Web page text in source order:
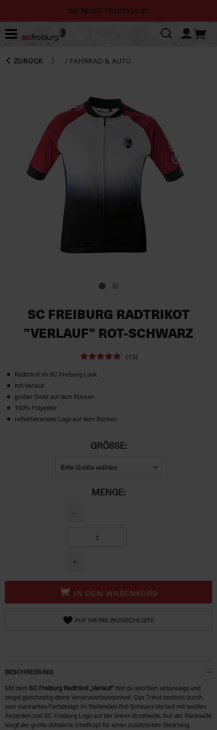
DIE NEUEN TRIKOTS 26-27
ZURÜCK / FAHRRAD & AUTO
SC FREIBURG RADTRIKOT
"VERLAUF" ROT-SCHWARZ
(13)
Radtrikot im SC Freiburg Look
mit Verlauf
großer Greif auf dem Rücken
100% Polyester
reflektierendes Logo auf dem Rücken
GRÖSSE:
MENGE:
−
+
IN DEN WARENKORB
AUF MEINE WUNSCHLISTE
BESCHREIBUNG
Mit dem SC Freiburg Radtrikot „Verlauf“ bist du sportlich unterwegs und
zeigst gleichzeitig deine Vereinsverbundenheit. Das Trikot besticht durch
sein markantes Farbdesign im fließenden Rot-Schwarz-Verlauf mit weißen
Akzenten und SC Freiburg Logo auf der linken Brustseite. Auf der Rückseite
sorgt der große stilisierte Greifkopf für einen zusätzlichen Blickfang.